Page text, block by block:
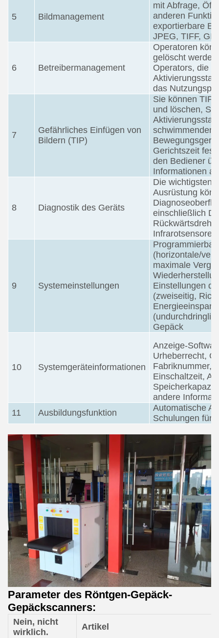
5 Bildmanagement
mit Abfrage,
anderen
exportierbare
JPEG, TIFF,
6 Betreibermanagement
Operatoren
gelöscht
Operators, die
das
7
Gefährliches Einfügen von
Bildern (TIP)
Sie können
und löschen,
schwimmenden
Gerichtszeit
den Bediener
Informationen
8 Diagnostik des Geräts
Die wichtigsten
Ausrüstung
einschließlich
9 Systemeinstellungen
(horizontale/
maximale
Einstellungen
(zweiseitig,
Gepäck
10 Systemgeräteinformationen
Anzeige-
Urheberrecht,
Fabriknummer,
Einschaltzeit,
andere
11
Ausbildungsfunktion
Automatische
Schulungen für
Parameter des Röntgen-Gepäck-
Gepäckscanners:
Nein, nicht
wirklich.
Artikel